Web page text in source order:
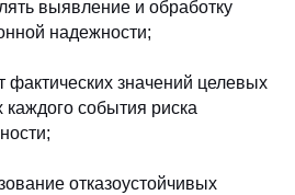
выявление и обработку
надежности;
фактических значений целевых
каждого события риска
отказоустойчивых